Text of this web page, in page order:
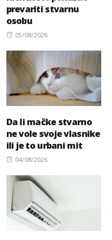
prevariti stvarnu
osobu
Posted
05/08/2026
Da li mačke stvarno
ne vole svoje vlasnike
ili je to urbani mit
Posted
04/08/2026